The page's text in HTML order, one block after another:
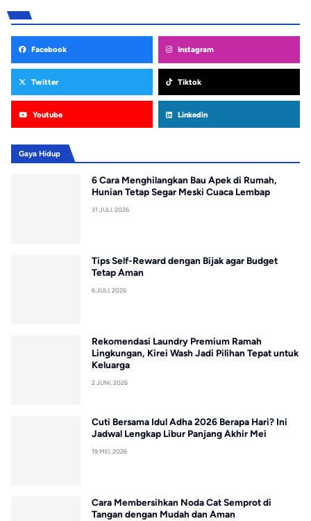
Facebook Instagram
Twitter Tiktok
Youtube Linkedin
Gaya Hidup
6 Cara Menghilangkan Bau Apek di Rumah,
Hunian Tetap Segar Meski Cuaca Lembap
31 JULI, 2026
Tips Self-Reward dengan Bijak agar Budget
Tetap Aman
6 JULI, 2026
Rekomendasi Laundry Premium Ramah
Lingkungan, Kirei Wash Jadi Pilihan Tepat untuk
Keluarga
2 JUNI, 2026
Cuti Bersama Idul Adha 2026 Berapa Hari? Ini
Jadwal Lengkap Libur Panjang Akhir Mei
19 MEI, 2026
Cara Membersihkan Noda Cat Semprot di
Tangan dengan Mudah dan Aman